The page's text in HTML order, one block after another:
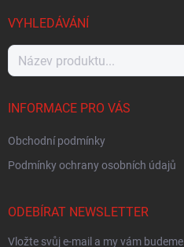
VYHLEDÁVÁNÍ
INFORMACE PRO VÁS
Obchodní podmínky
Podmínky ochrany osobních údajů
ODEBÍRAT NEWSLETTER
Vložte svůj e-mail a my vám